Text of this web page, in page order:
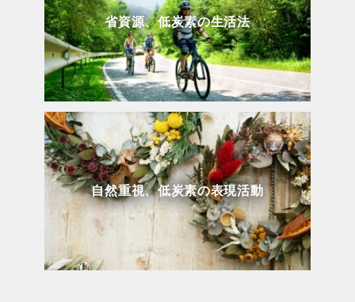
省資源、低炭素の生活法
自然重視、低炭素の表現活動